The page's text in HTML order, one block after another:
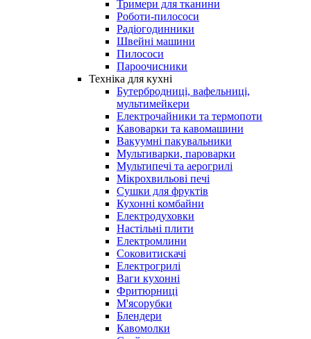
Тримери для тканини
Роботи-пилососи
Радіогодинники
Швейні машини
Пилососи
Пароочисники
Техніка для кухні
Бутербродниці, вафельниці,
мультимейкери
Електрочайники та термопоти
Кавоварки та кавомашини
Вакуумні пакувальники
Мультиварки, пароварки
Мультипечі та аерогрилі
Мікрохвильові печі
Сушки для фруктів
Кухонні комбайни
Електродуховки
Настільні плити
Електромлини
Соковитискачі
Електрогрилі
Ваги кухонні
Фритюрниці
М'ясорубки
Блендери
Кавомолки